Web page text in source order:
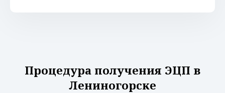
Процедура получения ЭЦП в
Лениногорске